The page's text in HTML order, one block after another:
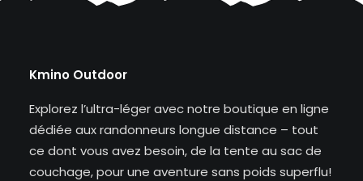
Kmino Outdoor
Explorez l’ultra-léger avec notre boutique en ligne
dédiée aux randonneurs longue distance – tout
ce dont vous avez besoin, de la tente au sac de
couchage, pour une aventure sans poids superflu!